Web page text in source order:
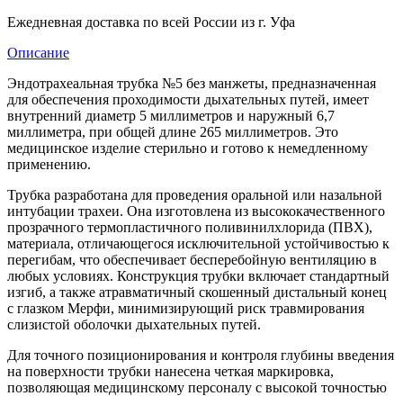
Ежедневная доставка по всей России из г. Уфа
Описание
Эндотрахеальная трубка №5 без манжеты, предназначенная
для обеспечения проходимости дыхательных путей, имеет
внутренний диаметр 5 миллиметров и наружный 6,7
миллиметра, при общей длине 265 миллиметров. Это
медицинское изделие стерильно и готово к немедленному
применению.
Трубка разработана для проведения оральной или назальной
интубации трахеи. Она изготовлена из высококачественного
прозрачного термопластичного поливинилхлорида (ПВХ),
материала, отличающегося исключительной устойчивостью к
перегибам, что обеспечивает бесперебойную вентиляцию в
любых условиях. Конструкция трубки включает стандартный
изгиб, а также атравматичный скошенный дистальный конец
с глазком Мерфи, минимизирующий риск травмирования
слизистой оболочки дыхательных путей.
Для точного позиционирования и контроля глубины введения
на поверхности трубки нанесена четкая маркировка,
позволяющая медицинскому персоналу с высокой точностью